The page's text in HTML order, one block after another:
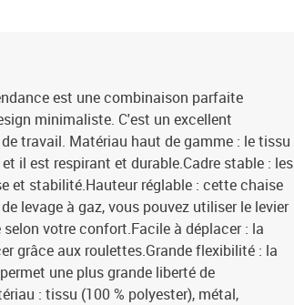
est une combinaison parfaite
minimaliste. C'est un excellent
travail. Matériau haut de gamme : le tissu
il est respirant et durable.Cadre stable : les
et stabilité.Hauteur réglable : cette chaise
levage à gaz, vous pouvez utiliser le levier
votre confort.Facile à déplacer : la
grâce aux roulettes.Grande flexibilité : la
une plus grande liberté de
: tissu (100 % polyester), métal,